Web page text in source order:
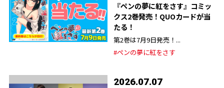
『ペンの夢に紅をさす』コミッ
クス2巻発売！QUOカードが当
たる！
第2巻は7月9日発売！...
#ペンの夢に紅をさす
2026.07.07